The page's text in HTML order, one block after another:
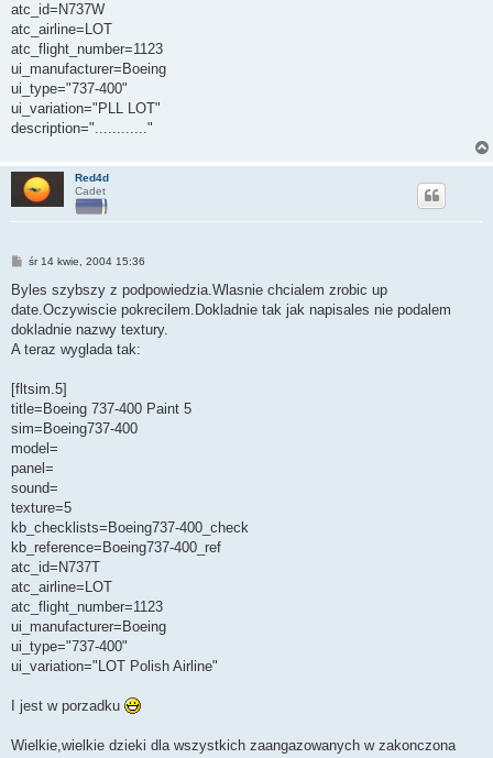
atc_id=N737W
atc_airline=LOT
atc_flight_number=1123
ui_manufacturer=Boeing
ui_type="737-400"
ui_variation="PLL LOT"
description="............"
Red4d
Cadet
P
s
t
śr 14 kwie, 2004 15:36
Byles szybszy z podpowiedzia.Wlasnie chcialem zrobic up
date.Oczywiscie pokrecilem.Dokladnie tak jak napisales nie podalem
dokladnie nazwy textury.
A teraz wyglada tak:
[fltsim.5]
title=Boeing 737-400 Paint 5
sim=Boeing737-400
model=
panel=
sound=
texture=5
kb_checklists=Boeing737-400_check
kb_reference=Boeing737-400_ref
atc_id=N737T
atc_airline=LOT
atc_flight_number=1123
ui_manufacturer=Boeing
ui_type="737-400"
ui_variation="LOT Polish Airline"
I jest w porzadku
Wielkie,wielkie dzieki dla wszystkich zaangazowanych w zakonczona